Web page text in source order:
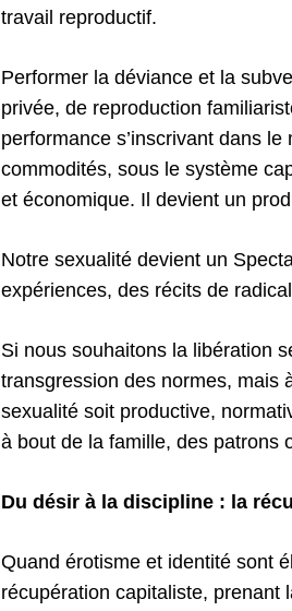
travail reproductif.
Performer la déviance et la
privée, de reproduction
performance s’inscrivant dans
commodités, sous le système
et économique. Il devient un
Notre sexualité devient un
expériences, des récits de
Si nous souhaitons la libération
transgression des normes, mais
sexualité soit productive,
à bout de la famille, des patrons
Du désir à la discipline : la
Quand érotisme et identité sont
récupération capitaliste, prenant